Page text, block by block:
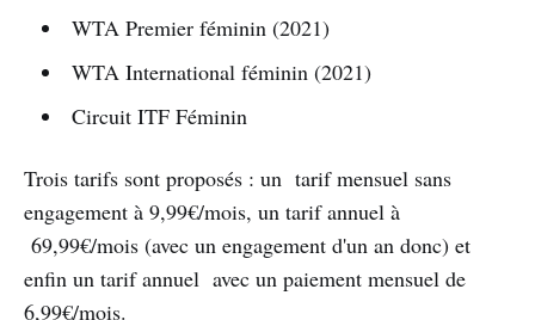
WTA Premier féminin (2021)
WTA International féminin (2021)
Circuit ITF Féminin
Trois tarifs sont proposés : un tarif mensuel sans
engagement à 9,99€/mois, un tarif annuel à
69,99€/mois (avec un engagement d'un an donc) et
enfin un tarif annuel avec un paiement mensuel de
6,99€/mois.